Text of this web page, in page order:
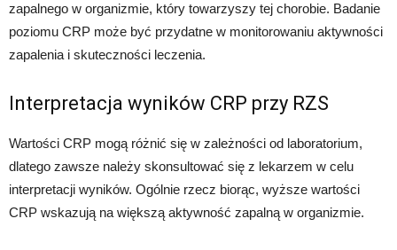
zapalnego w organizmie, który towarzyszy tej chorobie. Badanie
poziomu CRP może być przydatne w monitorowaniu aktywności
zapalenia i skuteczności leczenia.
Interpretacja wyników CRP przy RZS
Wartości CRP mogą różnić się w zależności od laboratorium,
dlatego zawsze należy skonsultować się z lekarzem w celu
interpretacji wyników. Ogólnie rzecz biorąc, wyższe wartości
CRP wskazują na większą aktywność zapalną w organizmie.